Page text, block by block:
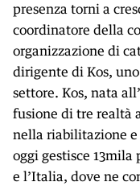
presenza torni a
coordinatore della
organizzazione di
dirigente di Kos,
settore. Kos, nata
fusione di tre realtà
nella riabilitazione
oggi gestisce
e l’Italia, dove ne